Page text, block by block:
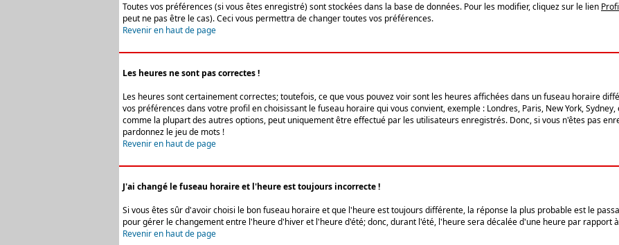
Toutes vos préférences (si vous êtes enregistré) sont stockées dans la base de données. Pour les modifier, cliquez sur le lien
peut ne pas être le cas). Ceci vous permettra de changer toutes vos préférences.
Revenir en haut de page
Les heures ne sont pas correctes !
Les heures sont certainement correctes; toutefois, ce que vous pouvez voir sont les heures affichées dans un fuseau horaire
vos préférences dans votre profil en choisissant le fuseau horaire qui vous convient, exemple : Londres, Paris, New York,
comme la plupart des autres options, peut uniquement être effectué par les utilisateurs enregistrés. Donc, si vous n'êtes pas
pardonnez le jeu de mots !
Revenir en haut de page
J'ai changé le fuseau horaire et l'heure est toujours incorrecte !
Si vous êtes sûr d'avoir choisi le bon fuseau horaire et que l'heure est toujours différente, la réponse la plus probable est le
pour gérer le changement entre l'heure d'hiver et l'heure d'été; donc, durant l'été, l'heure sera décalée d'une heure par rapport
Revenir en haut de page